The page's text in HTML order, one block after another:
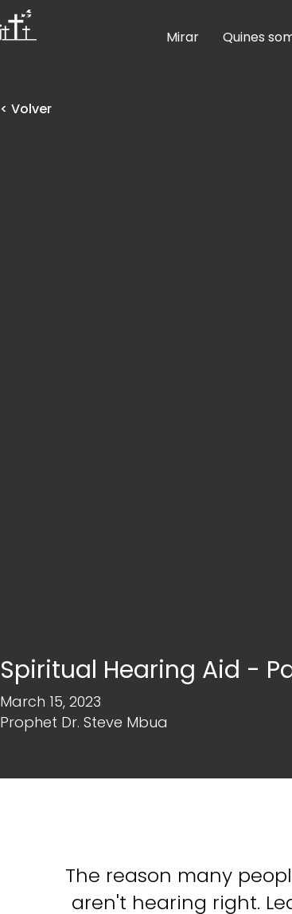
Mirar Quines
< Volver
Spiritual Hearing Aid -
March 15, 2023
Prophet Dr. Steve Mbua
The reason many
aren't hearing right.